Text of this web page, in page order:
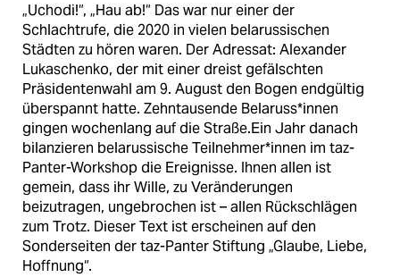
„Uchodi!“, „Hau ab!“ Das war nur einer der
Schlachtrufe, die 2020 in vielen belarussischen
Städten zu hören waren. Der Adressat: Alexander
Lukaschenko, der mit einer dreist gefälschten
Präsidentenwahl am 9. August den Bogen endgültig
überspannt hatte. Zehntausende Be­la­rus­s*in­nen
gingen wochenlang auf die Straße.Ein Jahr danach
bilanzieren belarussische Teil­neh­me­r*in­nen im taz-
Panter-Workshop die Ereignisse. Ihnen allen ist
gemein, dass ihr Wille, zu Veränderungen
beizutragen, ungebrochen ist – allen Rückschlägen
zum Trotz. Dieser Text ist erscheinen auf den
Sonderseiten der taz-Panter Stiftung „Glaube, Liebe,
Hoffnung“.